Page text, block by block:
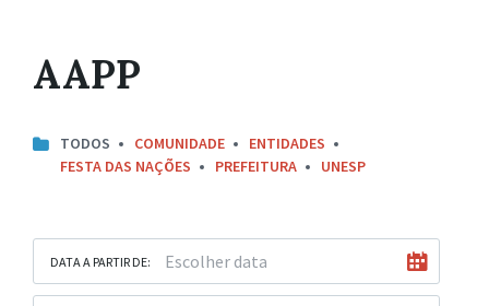
AAPP
TODOS COMUNIDADE
ENTIDADES
FESTA DAS NAÇÕES
PREFEITURA UNESP
DATA A PARTIR DE: